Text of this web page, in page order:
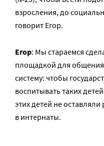
взросления, до
говорит Егор.
Егор: Мы стараемся
площадкой для
систему: чтобы
воспитывать таких
этих детей не
в интернаты.